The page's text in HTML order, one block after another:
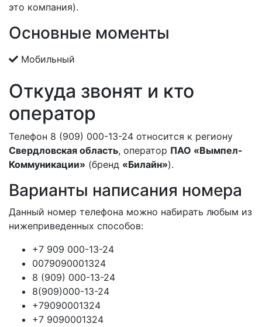
это компания).
Основные моменты
Мобильный
Откуда звонят и кто
оператор
Телефон 8 (909) 000-13-24 относится к региону
Свердловская область, оператор ПАО «Вымпел-
Коммуникации» (бренд «Билайн»).
Варианты написания номера
Данный номер телефона можно набирать любым из
нижеприведенных способов:
+7 909 000-13-24
0079090001324
8 (909) 000-13-24
8(909)000-13-24
+79090001324
+7 9090001324